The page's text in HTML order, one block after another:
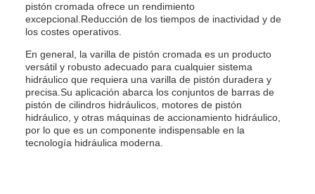
pistón cromada ofrece un rendimiento
excepcional.Reducción de los tiempos de inactividad y de
los costes operativos.
En general, la varilla de pistón cromada es un producto
versátil y robusto adecuado para cualquier sistema
hidráulico que requiera una varilla de pistón duradera y
precisa.Su aplicación abarca los conjuntos de barras de
pistón de cilindros hidráulicos, motores de pistón
hidráulico, y otras máquinas de accionamiento hidráulico,
por lo que es un componente indispensable en la
tecnología hidráulica moderna.